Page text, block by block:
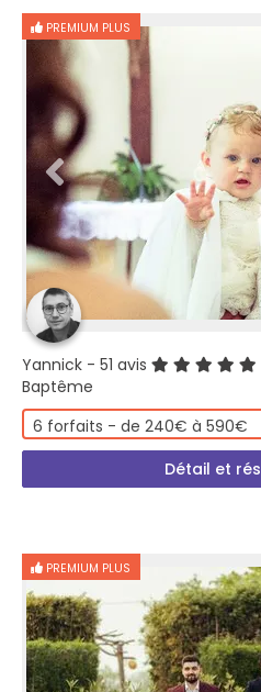
PREMIUM PLUS
Yannick - 51 avis
Baptême
6 forfaits - de 240€ à 590€
Détail et
PREMIUM PLUS